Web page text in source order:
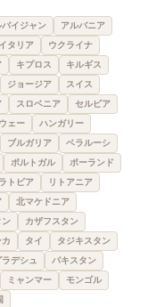
バイジャン
アルバニア
イタリア
ウクライナ
キプロス
キルギス
ジョージア
スイス
スロベニア
セルビア
ェー
ハンガリー
ブルガリア
ベラルーシ
ポルトガル
ポーランド
ラトビア
リトアニア
北マケドニア
ン
カザフスタン
カ タイ
タジキスタン
デシュ
パキスタン
ミャンマー
モンゴル